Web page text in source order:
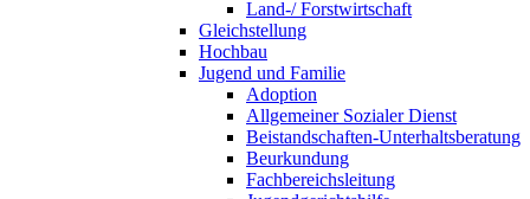
Land-/ Forstwirtschaft
Gleichstellung
Hochbau
Jugend und Familie
Adoption
Allgemeiner Sozialer Dienst
Beistandschaften-Unterhaltsberatung
Beurkundung
Fachbereichsleitung